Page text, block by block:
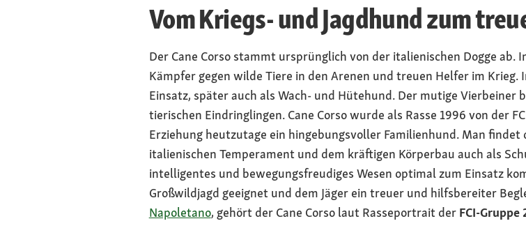
Vom Kriegs- und Jagdhund zum
Der Cane Corso stammt ursprünglich von der italienischen Dogge ab.
Kämpfer gegen wilde Tiere in den Arenen und treuen Helfer im
Einsatz, später auch als Wach- und Hütehund. Der mutige Vierbeiner
tierischen Eindringlingen. Cane Corso wurde als Rasse 1996 von der
Erziehung heutzutage ein hingebungsvoller Familienhund. Man
italienischen Temperament und dem kräftigen Körperbau auch als
intelligentes und bewegungsfreudiges Wesen optimal zum Einsatz
Großwildjagd geeignet und dem Jäger ein treuer und hilfsbereiter
Napoletano, gehört der Cane Corso laut Rasseportrait der FCI-